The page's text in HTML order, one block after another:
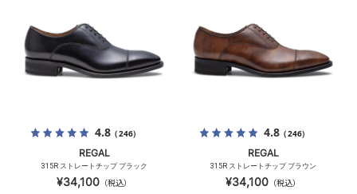
4.8（246）
REGAL
315R ストレートチップ ブラック
¥34,100 （税込）
4.8（246）
REGAL
315R ストレートチップ ブラウン
¥34,100 （税込）